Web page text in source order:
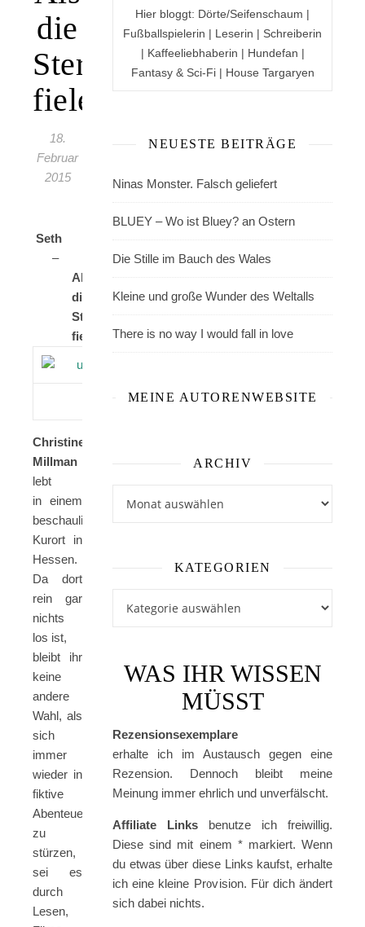
die
Sterne
fielen“
18.
Februar
2015
Seth
–
Als
die
Sterne
fielen
© privat
Christine
Millman
lebt
in einem
beschaulichen
Kurort in
Hessen.
Da dort
rein gar
nichts
los ist,
bleibt ihr
keine
andere
Wahl, als
sich
immer
wieder in
fiktive
Abenteuer
zu
stürzen,
sei es
durch
Lesen,
Hier bloggt: Dörte/Seifenschaum |
Fußballspielerin | Leserin | Schreiberin
| Kaffeeliebhaberin | Hundefan |
Fantasy & Sci-Fi | House Targaryen
NEUESTE BEITRÄGE
Ninas Monster. Falsch geliefert
BLUEY – Wo ist Bluey? an Ostern
Die Stille im Bauch des Wales
Kleine und große Wunder des Weltalls
There is no way I would fall in love
MEINE AUTORENWEBSITE
ARCHIV
KATEGORIEN
WAS IHR WISSEN
MÜSST
Rezensionsexemplare
erhalte ich im Austausch gegen eine
Rezension. Dennoch bleibt meine
Meinung immer ehrlich und unverfälscht.
Affiliate Links benutze ich freiwillig.
Diese sind mit einem * markiert. Wenn
du etwas über diese Links kaufst, erhalte
ich eine kleine Provision. Für dich ändert
sich dabei nichts.